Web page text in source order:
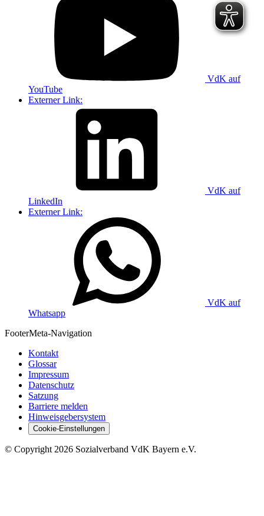
VdK auf
YouTube
Externer Link:
VdK auf
LinkedIn
Externer Link:
VdK auf
Whatsapp
FooterMeta-Navigation
Kontakt
Glossar
Impressum
Datenschutz
Satzung
Barriere melden
Hinweisgebersystem
Cookie-Einstellungen
© Copyright 2026 Sozialverband VdK Bayern e.V.